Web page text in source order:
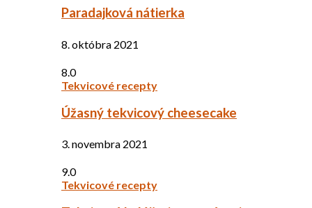
Paradajková nátierka
8. októbra 2021
8.0
Tekvicové recepty
Úžasný tekvicový cheesecake
3. novembra 2021
9.0
Tekvicové recepty